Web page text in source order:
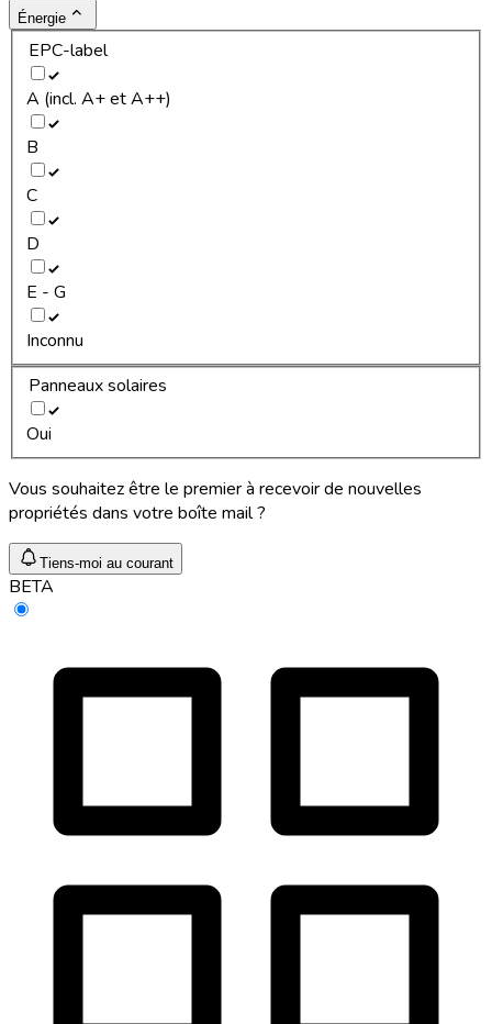
Énergie
EPC-label
A (incl. A+ et A++)
B
C
D
E - G
Inconnu
Panneaux solaires
Oui
Vous souhaitez être le premier à recevoir de nouvelles
propriétés dans votre boîte mail ?
Tiens-moi au courant
BETA